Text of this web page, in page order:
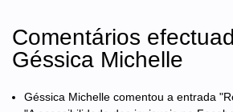
Comentários
Géssica Michelle
Géssica Michelle comentou a entrada